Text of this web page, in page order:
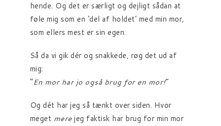
hende. Og det er særligt og dejligt sådan at
føle mig som en ‘del af holdet’ med min mor,
som ellers mest er sin egen.
Så da vi gik dér og snakkede, røg det ud af
mig:
“En mor har jo også brug for en mor!“
Og dét har jeg så tænkt over siden. Hvor
meget merejeg faktisk har brug for min mor